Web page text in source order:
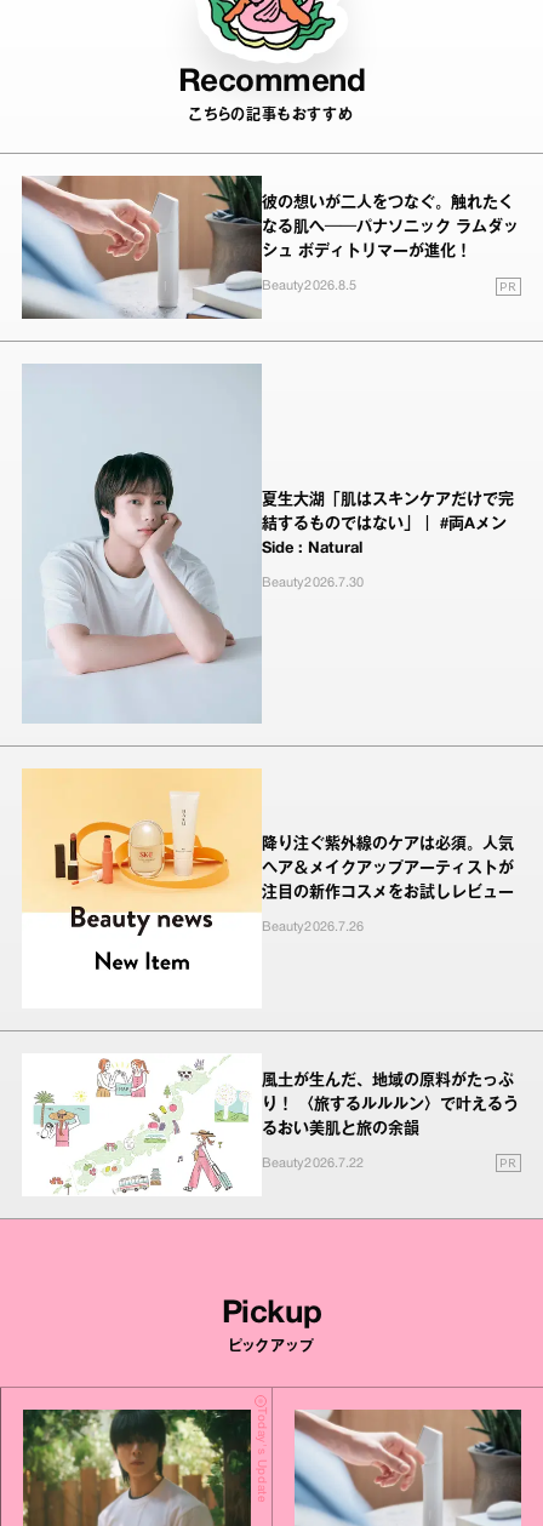
Recommend
こちらの記事もおすすめ
彼の想いが二人をつなぐ。触れたく
なる肌へ──パナソニック ラムダッ
シュ ボディトリマーが進化！
Beauty2026.8.5 PR
夏生大湖「肌はスキンケアだけで完
結するものではない」｜ #両Aメン
Side : Natural
Beauty2026.7.30
降り注ぐ紫外線のケアは必須。人気
ヘア＆メイクアップアーティストが
注目の新作コスメをお試しレビュー
Beauty2026.7.26
風土が生んだ、地域の原料がたっぷ
り！ 〈旅するルルルン〉で叶えるう
るおい美肌と旅の余韻
Beauty2026.7.22 PR
Pickup
ピックアップ
Today's Update